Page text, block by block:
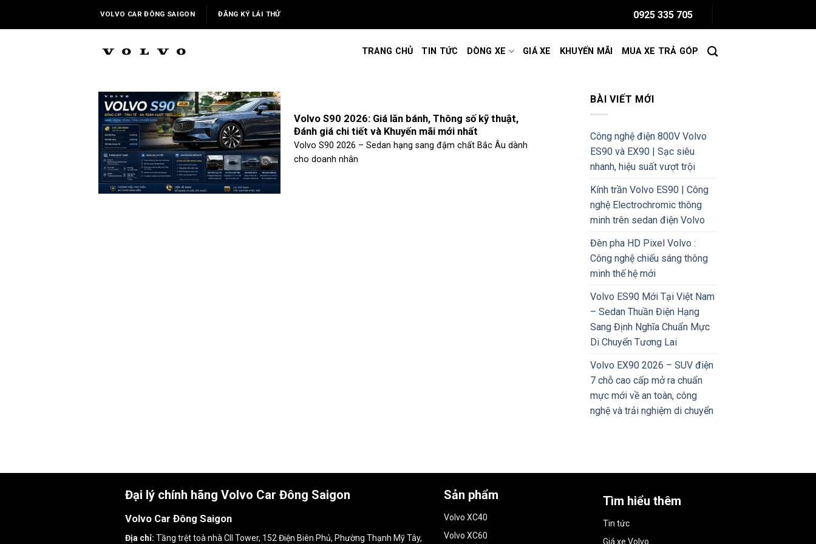
VOLVO CAR ĐÔNG SAIGON ĐĂNG KÝ LÁI THỬ 0925 335 705
TRANG CHỦ TIN TỨC DÒNG XE GIÁ XE KHUYẾN MÃI MUA XE TRẢ GÓP
Volvo S90 2026: Giá lăn bánh, Thông số kỹ thuật,
Đánh giá chi tiết và Khuyến mãi mới nhất
Volvo S90 2026 – Sedan hạng sang đậm chất Bắc Âu dành
cho doanh nhân
BÀI VIẾT MỚI
Công nghệ điện 800V Volvo
ES90 và EX90 | Sạc siêu
nhanh, hiệu suất vượt trội
Kính trần Volvo ES90 | Công
nghệ Electrochromic thông
minh trên sedan điện Volvo
Đèn pha HD Pixel Volvo :
Công nghệ chiếu sáng thông
minh thế hệ mới
Volvo ES90 Mới Tại Việt Nam
– Sedan Thuần Điện Hạng
Sang Định Nghĩa Chuẩn Mực
Di Chuyển Tương Lai
Volvo EX90 2026 – SUV điện
7 chỗ cao cấp mở ra chuẩn
mực mới về an toàn, công
nghệ và trải nghiệm di chuyển
Đại lý chính hãng Volvo Car Đông Saigon
Volvo Car Đông Saigon
Địa chỉ: Tầng trệt toà nhà CII Tower, 152 Điện Biên Phủ, Phường Thạnh Mỹ Tây,
Sản phẩm
Volvo XC40
Volvo XC60
Tìm hiểu thêm
Tin tức
Giá xe Volvo